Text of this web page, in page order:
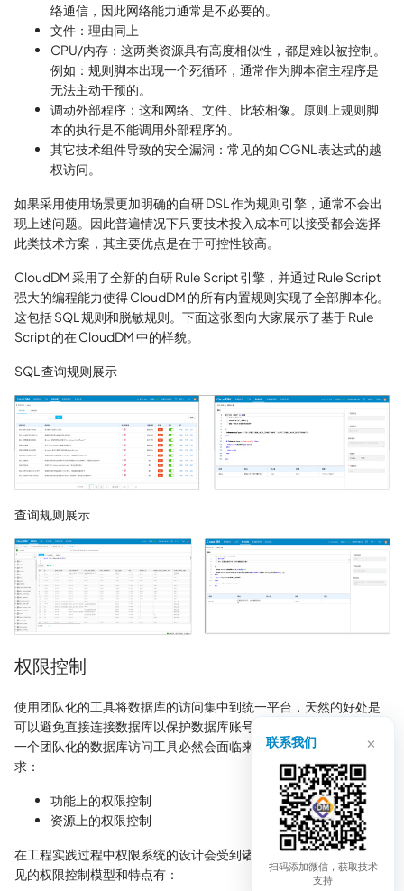
络通信，因此网络能力通常是不必要的。
文件：理由同上
CPU/内存：这两类资源具有高度相似性，都是难以被控制。
例如：规则脚本出现一个死循环，通常作为脚本宿主程序是
无法主动干预的。
调动外部程序：这和网络、文件、比较相像。原则上规则脚
本的执行是不能调用外部程序的。
其它技术组件导致的安全漏洞：常见的如 OGNL 表达式的越
权访问。
如果采用使用场景更加明确的自研 DSL 作为规则引擎，通常不会出
现上述问题。因此普遍情况下只要技术投入成本可以接受都会选择
此类技术方案，其主要优点是在于可控性较高。
CloudDM 采用了全新的自研 Rule Script 引擎，并通过 Rule Script
强大的编程能力使得 CloudDM 的所有内置规则实现了全部脚本化。
这包括 SQL 规则和脱敏规则。下面这张图向大家展示了基于 Rule
Script 的在 CloudDM 中的样貌。
SQL 查询规则展示
查询规则展示
权限控制
使用团队化的工具将数据库的访问集中到统一平台，天然的好处是
可以避免直接连接数据库以保护数据库账号。而在权限控制方面，
一个团队化的数据库访问工具必然会面临来自两个新维度上的要
求：
功能上的权限控制
资源上的权限控制
在工程实践过程中权限系统的设计会受到诸多因素的影响，比较常
见的权限控制模型和特点有：
联系我们 ×
扫码添加微信，获取技术
支持